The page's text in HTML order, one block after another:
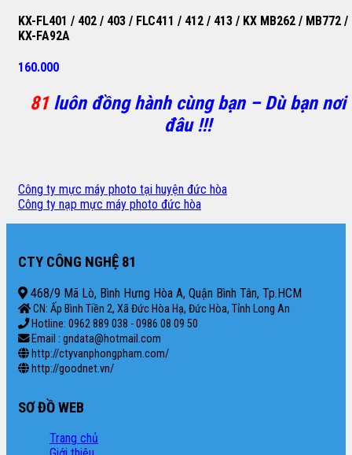
KX-FL401 / 402 / 403 / FLC411 / 412 / 413 / KX MB262 / MB772 /
KX-FA92A
160.000
81luôn đồng hành cùng bạn – Dù bạn nơi
đâu !!!
Công ty mực máy photo tại huyện đức hòa
Công ty nạp mực máy photo đức hòa
CTY CÔNG NGHỆ 81
468/9 Mã Lò, Bình Hưng Hòa A, Quận Bình Tân, Tp.HCM
CN: Ấp Bình Tiền 2, Xã Đức Hòa Hạ, Đức Hòa, Tỉnh Long An
Hotline: 0962 889 038 - 0986 08 09 50
Email : gndata@hotmail.com
http://ctyvanphongpham.com/
http://goodnet.vn/
SƠ ĐỒ WEB
Trang chủ